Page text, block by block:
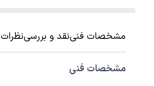
مشخصات فنینقد و بررسینظرات
مشخصات فنی